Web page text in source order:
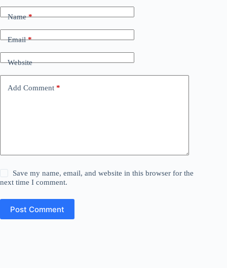
Name*
Email*
Website
Add Comment *
Save my name, email, and website in this browser for the
next time I comment.
Post Comment